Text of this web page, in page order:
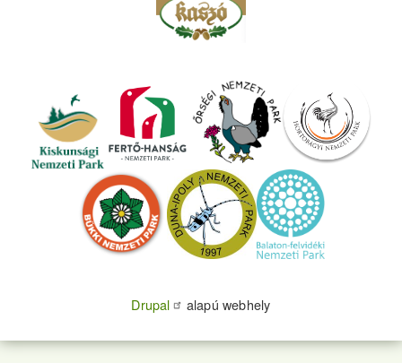
Drupal alapú webhely